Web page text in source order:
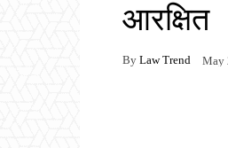
आरक्षित
By Law Trend May